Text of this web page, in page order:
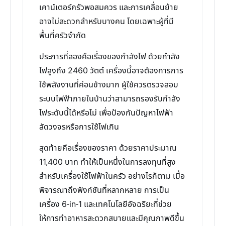
เคาน์เตอร์ครัวพอสมควร และการเคลื่อนย้าย
อาจไม่สะดวกสำหรับบางคน โดยเฉพาะผู้ที่มี
พื้นที่ครัวจำกัด
ประการที่สองคือเรื่องของกำลังไฟ ด้วยกำลัง
ไฟสูงถึง 2460 วัตต์ เครื่องนี้อาจต้องการการ
ใช้พลังงานที่ค่อนข้างมาก ผู้ใช้ควรตรวจสอบ
ระบบไฟฟ้าภายในบ้านว่าสามารถรองรับกำลัง
ไฟระดับนี้ได้หรือไม่ เพื่อป้องกันปัญหาไฟฟ้า
ลัดวงจรหรือการใช้ไฟเกิน
สุดท้ายคือเรื่องของราคา ด้วยราคาประมาณ
11,400 บาท ทำให้เป็นหนึ่งในการลงทุนที่สูง
สำหรับเครื่องใช้ไฟฟ้าในครัว อย่างไรก็ตาม เมื่อ
พิจารณาถึงฟังก์ชันที่หลากหลาย การเป็น
เครื่อง 6-in-1 และเทคโนโลยีอัจฉริยะที่ช่วย
ให้การทำอาหารสะดวกสบายและมีคุณภาพดีขึ้น